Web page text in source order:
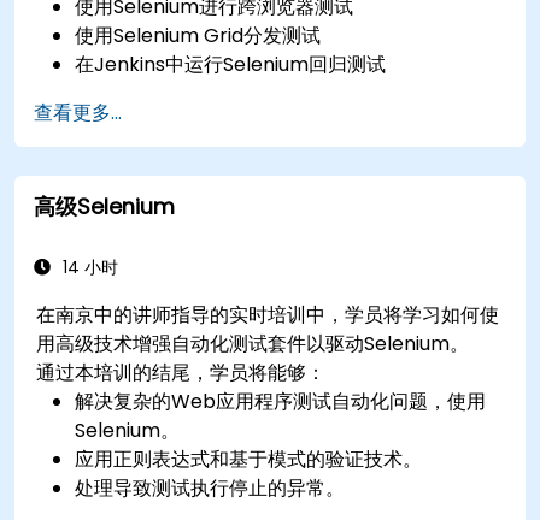
使用Selenium进行跨浏览器测试
使用Selenium Grid分发测试
在Jenkins中运行Selenium回归测试
查看更多...
高级Selenium
14 小时
在南京中的讲师指导的实时培训中，学员将学习如何使
用高级技术增强自动化测试套件以驱动Selenium。
通过本培训的结尾，学员将能够：
解决复杂的Web应用程序测试自动化问题，使用
Selenium。
应用正则表达式和基于模式的验证技术。
处理导致测试执行停止的异常。